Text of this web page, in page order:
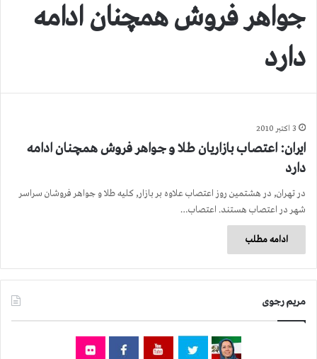
جواهر فروش همچنان ادامه
دارد
3 اکتبر 2010
ایران: اعتصاب بازاریان طلا و جواهر فروش همچنان ادامه
دارد
در تهران, در هشتمین روز اعتصاب علاوه بر بازار, کلیه طلا و جواهر فروشان سراسر
شهر در اعتصاب هستند. اعتصاب…
ادامه مطلب
مریم رجوی